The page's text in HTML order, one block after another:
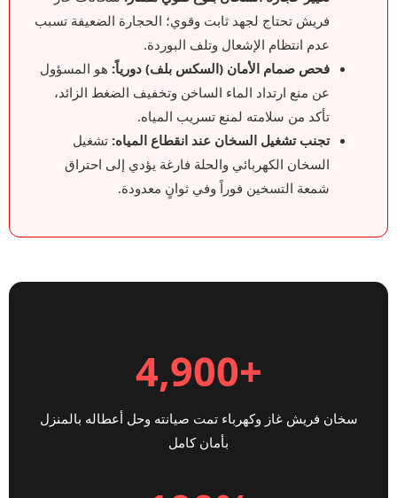
فريش تحتاج لجهد ثابت وقوي؛ الحجارة الضعيفة تسبب
عدم انتظام الإشعال وتلف البوردة.
فحص صمام الأمان (السكس بلف) دورياً: هو المسؤول
عن منع ارتداد الماء الساخن وتخفيف الضغط الزائد،
تأكد من سلامته لمنع تسريب المياه.
تجنب تشغيل السخان عند انقطاع المياه: تشغيل
السخان الكهربائي والحلة فارغة يؤدي إلى احتراق
شمعة التسخين فوراً وفي ثوانٍ معدودة.
+4,900
سخان فريش غاز وكهرباء تمت صيانته وحل أعطاله بالمنزل
بأمان كامل